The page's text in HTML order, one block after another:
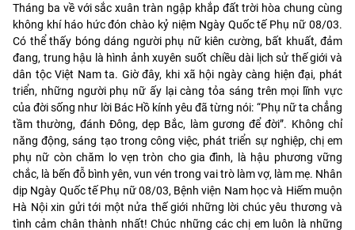
Tháng ba về với sắc xuân tràn ngập khắp đất trời hòa chung cùng
không khí háo hức đón chào kỷ niệm Ngày Quốc tế Phụ nữ 08/03.
Có thể thấy bóng dáng người phụ nữ kiên cường, bất khuất, đảm
đang, trung hậu là hình ảnh xuyên suốt chiều dài lịch sử thế giới và
dân tộc Việt Nam ta. Giờ đây, khi xã hội ngày càng hiện đại, phát
triển, những người phụ nữ ấy lại càng tỏa sáng trên mọi lĩnh vực
của đời sống như lời Bác Hồ kính yêu đã từng nói: “Phụ nữ ta chẳng
tầm thường, đánh Đông, dẹp Bắc, làm gương để đời”. Không chỉ
năng động, sáng tạo trong công việc, phát triển sự nghiệp, chị em
phụ nữ còn chăm lo vẹn tròn cho gia đình, là hậu phương vững
chắc, là bến đỗ bình yên, vun vén trong vai trò làm vợ, làm mẹ. Nhân
dịp Ngày Quốc tế Phụ nữ 08/03, Bệnh viện Nam học và Hiếm muộn
Hà Nội xin gửi tới một nửa thế giới những lời chúc yêu thương và
tình cảm chân thành nhất! Chúc những các chị em luôn là những